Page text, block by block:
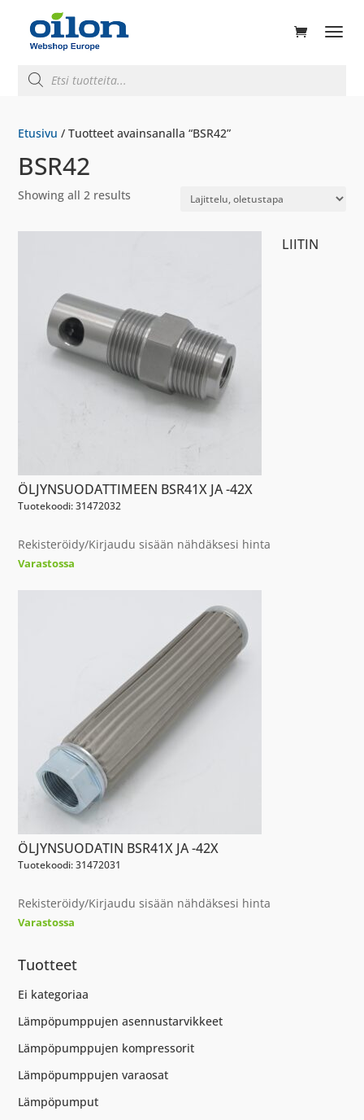
search
Etusivu / Tuotteet avainsanalla “BSR42”
BSR42
Showing all 2 results
LIITIN
ÖLJYNSUODATTIMEEN BSR41X JA -42X
Tuotekoodi: 31472032
Rekisteröidy/Kirjaudu sisään nähdäksesi hinta
Varastossa
ÖLJYNSUODATIN BSR41X JA -42X
Tuotekoodi: 31472031
Rekisteröidy/Kirjaudu sisään nähdäksesi hinta
Varastossa
Tuotteet
Ei kategoriaa
Lämpöpumppujen asennustarvikkeet
Lämpöpumppujen kompressorit
Lämpöpumppujen varaosat
Lämpöpumput